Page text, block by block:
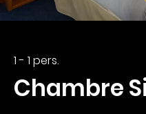
1 - 1 pers.
Chambre